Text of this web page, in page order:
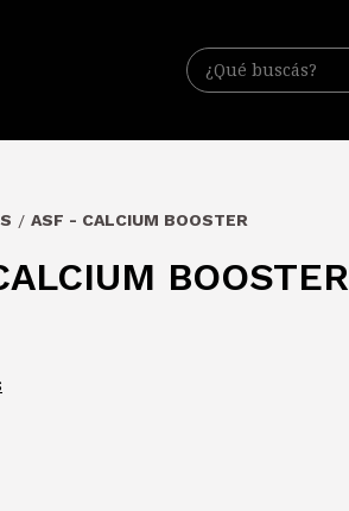
/ ASF - CALCIUM BOOSTER
BOOSTER